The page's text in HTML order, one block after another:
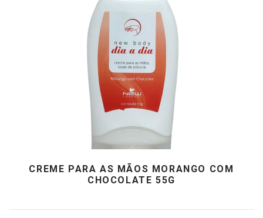
CREME PARA AS MÃOS MORANGO COM
CHOCOLATE 55G